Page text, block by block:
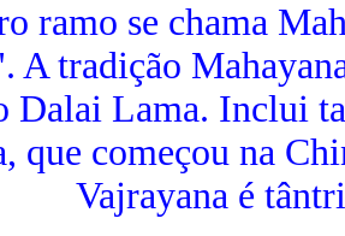
ramo se chama
A tradição
Dalai Lama. Inclui
que começou na
Vajrayana é